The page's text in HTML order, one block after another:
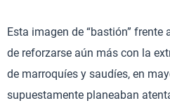
Esta imagen de “bastión”
de reforzarse aún más con la
de marroquíes y saudíes, en
supuestamente planeaban